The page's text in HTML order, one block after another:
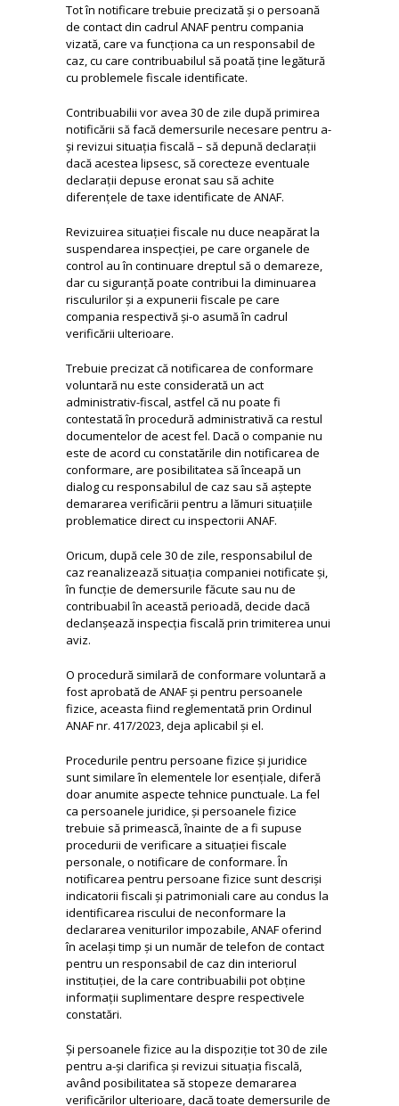
Tot în notificare trebuie precizată și o persoană
de contact din cadrul ANAF pentru compania
vizată, care va funcționa ca un responsabil de
caz, cu care contribuabilul să poată ține legătură
cu problemele fiscale identificate.
Contribuabilii vor avea 30 de zile după primirea
notificării să facă demersurile necesare pentru a-
și revizui situația fiscală – să depună declarații
dacă acestea lipsesc, să corecteze eventuale
declarații depuse eronat sau să achite
diferențele de taxe identificate de ANAF.
Revizuirea situației fiscale nu duce neapărat la
suspendarea inspecției, pe care organele de
control au în continuare dreptul să o demareze,
dar cu siguranță poate contribui la diminuarea
risculurilor și a expunerii fiscale pe care
compania respectivă și-o asumă în cadrul
verificării ulterioare.
Trebuie precizat că notificarea de conformare
voluntară nu este considerată un act
administrativ-fiscal, astfel că nu poate fi
contestată în procedură administrativă ca restul
documentelor de acest fel. Dacă o companie nu
este de acord cu constatările din notificarea de
conformare, are posibilitatea să înceapă un
dialog cu responsabilul de caz sau să aștepte
demararea verificării pentru a lămuri situațiile
problematice direct cu inspectorii ANAF.
Oricum, după cele 30 de zile, responsabilul de
caz reanalizează situația companiei notificate și,
în funcție de demersurile făcute sau nu de
contribuabil în această perioadă, decide dacă
declanșează inspecția fiscală prin trimiterea unui
aviz.
O procedură similară de conformare voluntară a
fost aprobată de ANAF și pentru persoanele
fizice, aceasta fiind reglementată prin Ordinul
ANAF nr. 417/2023, deja aplicabil și el.
Procedurile pentru persoane fizice și juridice
sunt similare în elementele lor esențiale, diferă
doar anumite aspecte tehnice punctuale. La fel
ca persoanele juridice, și persoanele fizice
trebuie să primească, înainte de a fi supuse
procedurii de verificare a situației fiscale
personale, o notificare de conformare. În
notificarea pentru persoane fizice sunt descriși
indicatorii fiscali și patrimoniali care au condus la
identificarea riscului de neconformare la
declararea veniturilor impozabile, ANAF oferind
în același timp și un număr de telefon de contact
pentru un responsabil de caz din interiorul
instituției, de la care contribuabilii pot obține
informații suplimentare despre respectivele
constatări.
Și persoanele fizice au la dispoziție tot 30 de zile
pentru a-și clarifica și revizui situația fiscală,
având posibilitatea să stopeze demararea
verificărilor ulterioare, dacă toate demersurile de